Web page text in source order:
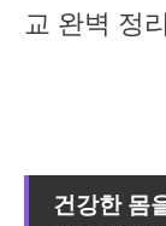
교 완벽 정
건강한 몸